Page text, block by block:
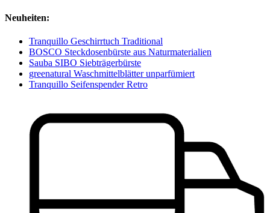
Neuheiten:
Tranquillo Geschirrtuch Traditional
BOSCO Steckdosenbürste aus Naturmaterialien
Sauba SIBO Siebträgerbürste
greenatural Waschmittelblätter unparfümiert
Tranquillo Seifenspender Retro